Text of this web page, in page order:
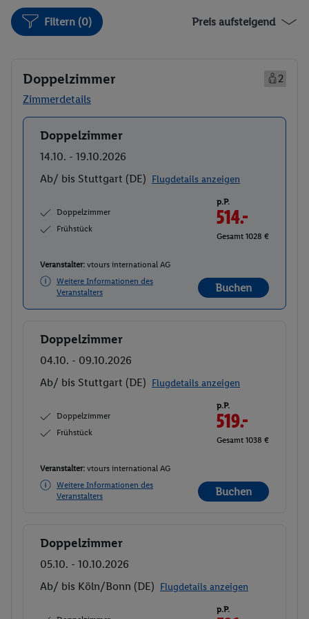
Filtern (0) Preis aufsteigend
Doppelzimmer
2
Zimmerdetails
Buchen
Doppelzimmer
14.10. - 19.10.2026
Ab/ bis Stuttgart (DE) Flugdetails anzeigen
Doppelzimmer
Frühstück
p.P.
514.-
Gesamt 1028 €
Veranstalter: vtours international AG
Weitere Informationen des
Veranstalters
Buchen
Buchen
Doppelzimmer
04.10. - 09.10.2026
Ab/ bis Stuttgart (DE) Flugdetails anzeigen
Doppelzimmer
Frühstück
p.P.
519.-
Gesamt 1038 €
Veranstalter: vtours international AG
Weitere Informationen des
Veranstalters
Buchen
Buchen
Doppelzimmer
05.10. - 10.10.2026
Ab/ bis Köln/Bonn (DE) Flugdetails anzeigen
p.P.